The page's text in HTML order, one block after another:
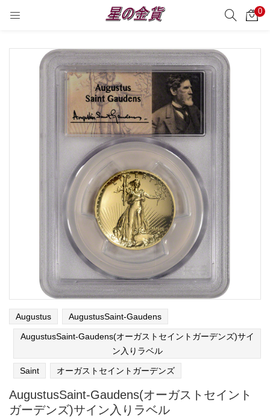
0
サーチ
Augustus AugustusSaint-Gaudens
AugustusSaint-Gaudens(オーガストセイントガーデンズ)サイ
ン入りラベル
Saint オーガストセイントガーデンズ
AugustusSaint-Gaudens(オーガストセイント
ガーデンズ)サイン入りラベル
Enter your username and password to login.
Remember me
Login
Lost password?